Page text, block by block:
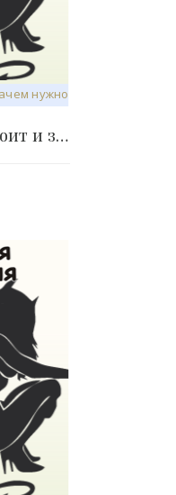
Вторая жизнь: сколько стоит и зачем нужно..